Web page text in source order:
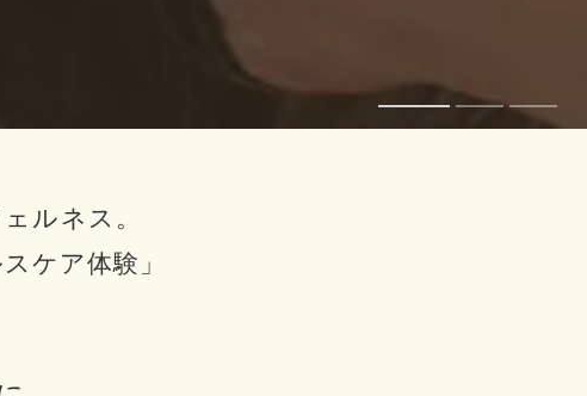
ルネス。
ケア体験」